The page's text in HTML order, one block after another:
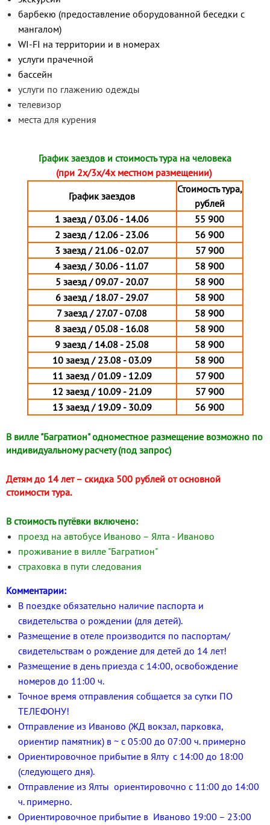
барбекю (предоставление оборудованной беседки с
мангалом)
WI-FI на территории и в номерах
услуги прачечной
бассейн
услуги по глажению одежды
телевизор
места для курения
График заездов и стоимость тура на человека
(при 2х/3х/4х местном размещении)
График заездов
Стоимость тура,
рублей
1 заезд / 03.06 - 14.06
55 900
2 заезд / 12.06 - 23.06
56 900
3 заезд / 21.06 - 02.07
57 900
4 заезд / 30.06 - 11.07
58 900
5 заезд / 09.07 - 20.07
58 900
6 заезд / 18.07 - 29.07
58 900
7 заезд / 27.07 - 07.08
58 900
8 заезд / 05.08 - 16.08
58 900
9 заезд / 14.08 - 25.08
58 900
10 заезд / 23.08 - 03.09
58 900
11 заезд / 01.09 - 12.09
57 900
12 заезд / 10.09 - 21.09
57 900
13 заезд / 19.09 - 30.09
56 900
В вилле "Багратион" одноместное размещение возможно по
индивидуальному расчету (под запрос)
Детям до 14 лет – скидка 500 рублей от основной
стоимости тура.
В стоимость путёвки включено:
проезд на автобусе Иваново – Ялта - Иваново
проживание в вилле "Багратион"
страховка в пути следования
Комментарии:
В поездке обязательно наличие паспорта и
свидетельства о рождении (для детей).
Размещение в отеле производится по паспортам/
свидетельствам о рождение для детей до 14 лет!
Размещение в день приезда с 14:00, освобождение
номеров до 11:00 ч.
Точное время отправления собщается за сутки ПО
ТЕЛЕФОНУ!
Отправление из Иваново (ЖД вокзал, парковка,
ориентир памятник) в ~ с 05:00 до 07:00 ч. примерно
Ориентировочное прибытие в Ялту с 14:00 до 18:00
(следующего дня).
Отправление из Ялты ориентировочно с 11:00 до 14:00
ч. примерно.
Ориентировочное прибытие в Иваново 19:00 – 23:00